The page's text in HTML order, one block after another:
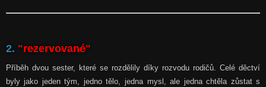
2. "rezervované"
Příběh dvou sester, které se rozdělily díky rozvodu rodičů. Celé děctví
byly jako jeden tým, jedno tělo, jedna mysl, ale jedna chtěla zůstat s